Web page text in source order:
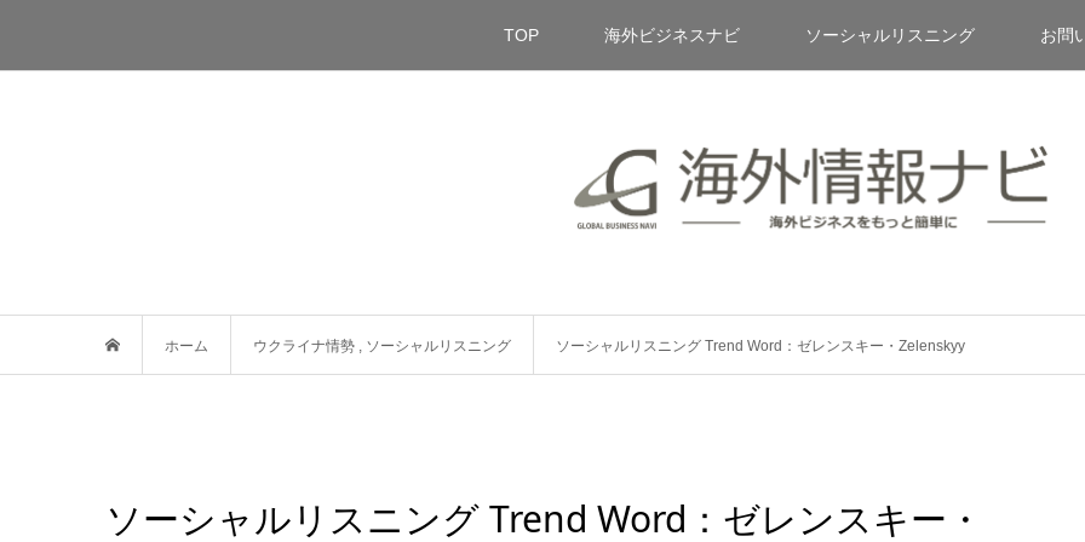
TOP 海外ビジネスナビ ソーシャルリスニング お問
ホーム ウクライナ情勢 , ソーシャルリスニング ソーシャルリスニング Trend Word：ゼレンスキー・Zelenskyy
ソーシャルリスニング Trend Word：ゼレンスキー・